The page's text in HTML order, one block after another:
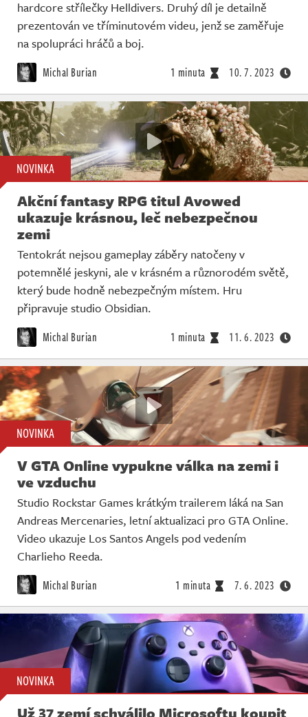
hardcore střílečky Helldivers. Druhý díl je detailně
prezentován ve tříminutovém videu, jenž se zaměřuje
na spolupráci hráčů a boj.
Michal Burian 1 minuta 10. 7. 2023
NOVINKA
Akční fantasy RPG titul Avowed
ukazuje krásnou, leč nebezpečnou
zemi
Tentokrát nejsou gameplay záběry natočeny v
potemnělé jeskyni, ale v krásném a různorodém světě,
který bude hodně nebezpečným místem. Hru
připravuje studio Obsidian.
Michal Burian 1 minuta 11. 6. 2023
NOVINKA
V GTA Online vypukne válka na zemi i
ve vzduchu
Studio Rockstar Games krátkým trailerem láká na San
Andreas Mercenaries, letní aktualizaci pro GTA Online.
Video ukazuje Los Santos Angels pod vedením
Charlieho Reeda.
Michal Burian 1 minuta 7. 6. 2023
NOVINKA